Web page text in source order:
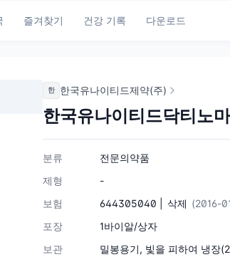
즐겨찾기 건강 기록 다운로드
한 한국유나이티드제약(주)
한국유나이티드닥티노
분류
전문의약품
제형
-
보험
644305040 | 삭제 (2016-
포장
1바이알/상자
보관
밀봉용기, 빛을 피하여 냉장